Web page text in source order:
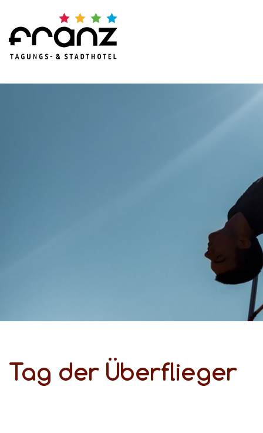
Tag der Überflieger